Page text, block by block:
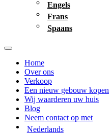
Engels
Frans
Spaans
Home
Over ons
Verkoop
Een nieuw gebouw kopen
Wij waarderen uw huis
Blog
Neem contact op met
Nederlands